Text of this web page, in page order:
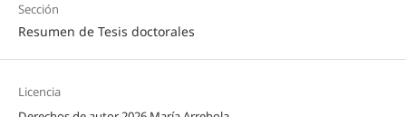
Sección
Resumen de Tesis doctorales
Licencia